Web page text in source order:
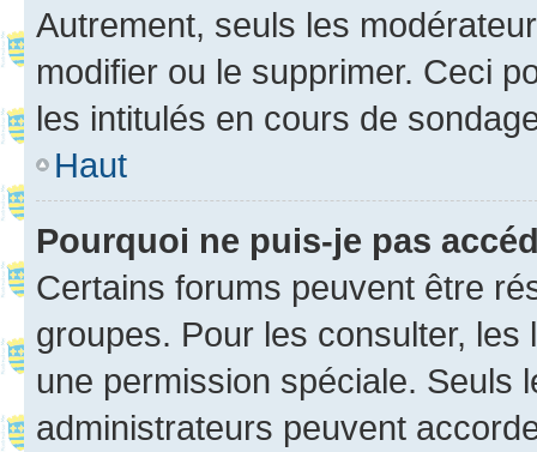
Autrement, seuls les
modifier ou le supprimer. Ceci
les intitulés en cours de
Haut
Pourquoi ne puis-je pas
Certains forums peuvent être
groupes. Pour les consulter,
une permission spéciale. Seuls
administrateurs peuvent